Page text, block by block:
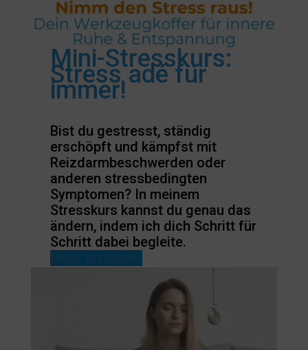
Mini-Stresskurs:
Stress adé für
immer!
Bist du gestresst, ständig
erschöpft und kämpfst mit
Reizdarmbeschwerden oder
anderen stressbedingten
Symptomen? In meinem
Stresskurs kannst du genau das
ändern, indem ich dich Schritt für
Schritt dabei begleite.